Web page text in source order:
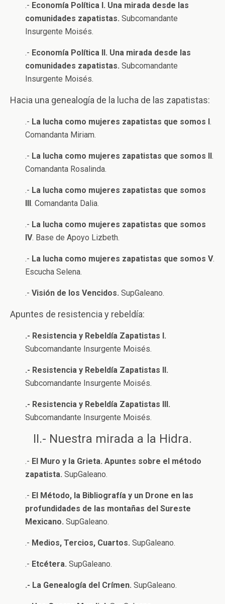
.- Economía Política I. Una mirada desde las
comunidades zapatistas. Subcomandante
Insurgente Moisés.
.- Economía Política II. Una mirada desde las
comunidades zapatistas. Subcomandante
Insurgente Moisés.
Hacia una genealogía de la lucha de las zapatistas:
.- La lucha como mujeres zapatistas que somos I.
Comandanta Miriam.
.- La lucha como mujeres zapatistas que somos II.
Comandanta Rosalinda.
.- La lucha como mujeres zapatistas que somos
III. Comandanta Dalia.
.- La lucha como mujeres zapatistas que somos
IV. Base de Apoyo Lizbeth.
.- La lucha como mujeres zapatistas que somos V.
Escucha Selena.
.- Visión de los Vencidos. SupGaleano.
Apuntes de resistencia y rebeldía:
.- Resistencia y Rebeldía Zapatistas I.
Subcomandante Insurgente Moisés.
.- Resistencia y Rebeldía Zapatistas II.
Subcomandante Insurgente Moisés.
.- Resistencia y Rebeldía Zapatistas III.
Subcomandante Insurgente Moisés.
II.- Nuestra mirada a la Hidra.
.- El Muro y la Grieta. Apuntes sobre el método
zapatista. SupGaleano.
.- El Método, la Bibliografía y un Drone en las
profundidades de las montañas del Sureste
Mexicano. SupGaleano.
.- Medios, Tercios, Cuartos. SupGaleano.
.- Etcétera. SupGaleano.
.- La Genealogía del Crímen. SupGaleano.